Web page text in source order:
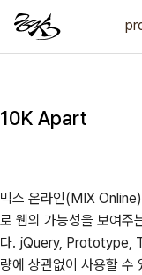
10K Apart
믹스 온라인(MIX
로 웹의 가능성을 보여주
다. jQuery, Prototype,
량에 상관없이 사용할 수